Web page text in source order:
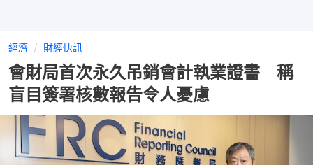
經濟 財經快訊
會財局首次永久吊銷會計執業證書 稱
盲目簽署核數報告令人憂慮